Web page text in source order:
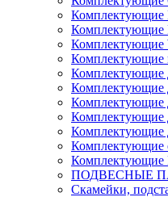
Комплектующие
Комплектующие
Комплектующие
Комплектующие
Комплектующие
Комплектующие
Комплектующие
Комплектующие
Комплектующие
Комплектующие
ПОДВЕСНЫЕ
Скамейки,